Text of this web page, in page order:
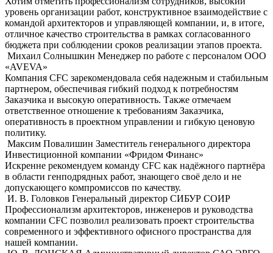
уровень организации работ, конструктивное взаимодействие с
командой архитекторов и управляющей компании, и, в итоге,
отличное качество строительства в рамках согласованного
бюджета при соблюдении сроков реализации этапов проекта.
Михаил Солнышкин Менеджер по работе с персоналом ООО
«AVEVA»
Компания CFC зарекомендовала себя надежным и стабильным
партнером, обеспечивая гибкий подход к потребностям
Заказчика и высокую оперативность. Также отмечаем
ответственное отношение к требованиям Заказчика,
оперативность в проектном управлении и гибкую ценовую
политику.
Максим Повалишин Заместитель генерального директора
Инвестиционной компании «Фридом Финанс»
Искренне рекомендуем команду CFC как надёжного партнёра
в области генподрядных работ, знающего своё дело и не
допускающего компромиссов по качеству.
И. В. Головков Генеральный директор СИБУР СОИР
Профессионализм архитекторов, инженеров и руководства
компании CFC позволил реализовать проект строительства
современного и эффективного офисного пространства для
нашей компании.